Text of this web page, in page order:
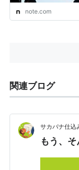
note.com
関連ブログ
サカバナ仕込
もう、